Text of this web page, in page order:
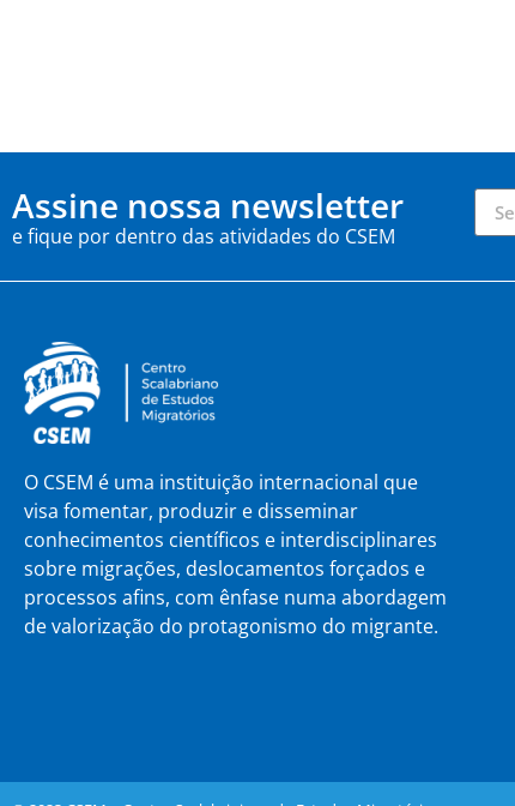
Assine nossa newsletter
e fique por dentro das atividades do CSEM
O CSEM é uma instituição internacional que
visa fomentar, produzir e disseminar
conhecimentos científicos e interdisciplinares
sobre migrações, deslocamentos forçados e
processos afins, com ênfase numa abordagem
de valorização do protagonismo do migrante.